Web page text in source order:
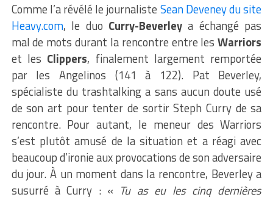
Comme l’a révélé le journaliste Sean Deveney du site
Heavy.com, le duo Curry-Beverleya échangé pas
mal de mots durant la rencontre entre les Warriors
et les Clippers, finalement largement remportée
par les Angelinos (141 à 122). Pat Beverley,
spécialiste du trashtalking a sans aucun doute usé
de son art pour tenter de sortir Steph Curry de sa
rencontre. Pour autant, le meneur des Warriors
s’est plutôt amusé de la situation et a réagi avec
beaucoup d’ironie aux provocations de son adversaire
du jour. À un moment dans la rencontre, Beverley a
susurré à Curry : « Tu as eu les cinq dernières